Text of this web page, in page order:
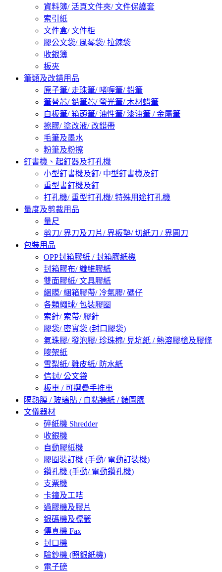
資料簿/ 活頁文件夾/ 文件保護套
索引紙
文件盒/ 文件柜
膠公文袋/ 風琴袋/ 拉錬袋
收銀簿
板夾
筆類及改錯用品
原子筆/ 走珠筆/ 啫喱筆/ 鉛筆
筆替芯/ 鉛筆芯/ 螢光筆/ 木材蜡筆
白板筆/ 箱頭筆/ 油性筆/ 漆油筆 / 金屬筆
擦膠/ 塗改液/ 改錯帶
毛筆及墨水
粉筆及粉擦
釘書機、起釘器及打孔機
小型釘書機及釘/ 中型釘書機及釘
重型書釘機及釘
打孔機/ 重型打孔機/ 特殊用途打孔機
量度及剪裁用品
量尺
剪刀/ 界刀及刀片/ 界板墊/ 切紙刀 / 界圓刀
包裝用品
OPP封箱膠紙 / 封箱膠紙機
封箱膠布/ 纖維膠紙
雙面膠紙/ 文具膠紙
綑膜/ 綑箱膠帶/ 冷氣膠/ 碼仔
各類繩球/ 包裝膠圈
索針/ 索帶/ 膠針
膠袋/ 密實袋 (封口膠袋)
氣珠膠/ 發泡膠/ 珍珠棉/ 見坑紙 / 熱溶膠槍及膠條
嘜架紙
雪梨紙/ 雞皮紙/ 防水紙
信封/ 公文袋
板車 / 可摺疊手推車
隔熱膜 / 玻璃貼 / 自粘牆紙 / 錶圖膠
文儀器材
碎紙機 Shredder
收銀機
自動膠紙機
膠圈裝訂機 (手動/ 電動訂裝機)
鑽孔機 (手動/ 電動鑽孔機)
支票機
卡鐘及工咭
過膠機及膠片
銀碼機及標籤
傳真機 Fax
封口機
驗鈔機 (照銀紙機)
電子磅